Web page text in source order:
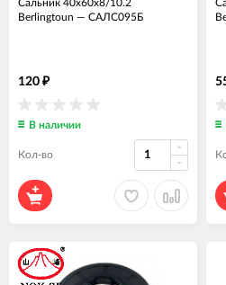
Сальник 40x60x8/10.2
Berlingtoun — САЛС095Б
120 ₽
В наличии
Кол-во